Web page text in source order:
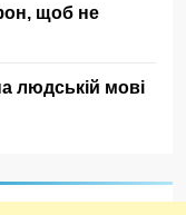
щоб не
людській мові